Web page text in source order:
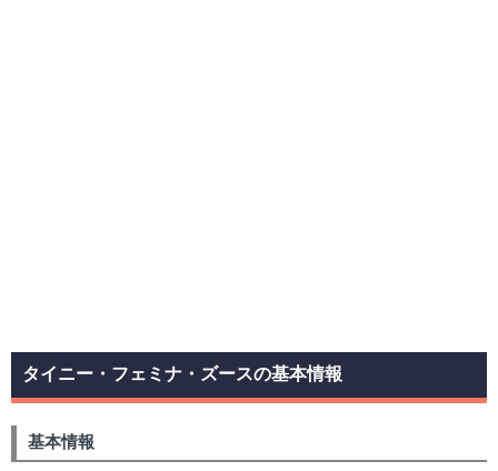
タイニー・フェミナ・ズースの基本情報
基本情報